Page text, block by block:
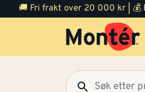
🚚 Fri frakt over 20 000 kr | 💰